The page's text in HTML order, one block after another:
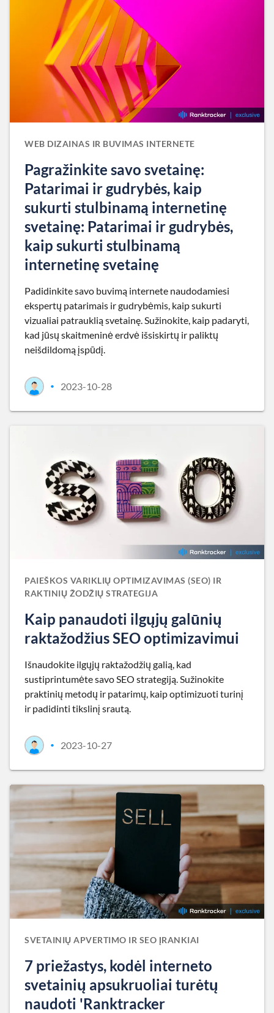
WEB DIZAINAS IR BUVIMAS INTERNETE
Pagražinkite savo svetainę:
Patarimai ir gudrybės, kaip
sukurti stulbinamą internetinę
svetainę: Patarimai ir gudrybės,
kaip sukurti stulbinamą
internetinę svetainę
Padidinkite savo buvimą internete naudodamiesi
ekspertų patarimais ir gudrybėmis, kaip sukurti
vizualiai patrauklią svetainę. Sužinokite, kaip padaryti,
kad jūsų skaitmeninė erdvė išsiskirtų ir paliktų
neišdildomą įspūdį.
• 2023-10-28
PAIEŠKOS VARIKLIŲ OPTIMIZAVIMAS (SEO) IR
RAKTINIŲ ŽODŽIŲ STRATEGIJA
Kaip panaudoti ilgųjų galūnių
raktažodžius SEO optimizavimui
Išnaudokite ilgųjų raktažodžių galią, kad
sustiprintumėte savo SEO strategiją. Sužinokite
praktinių metodų ir patarimų, kaip optimizuoti turinį
ir padidinti tikslinį srautą.
• 2023-10-27
SVETAINIŲ APVERTIMO IR SEO ĮRANKIAI
7 priežastys, kodėl interneto
svetainių apsukruoliai turėtų
naudoti 'Ranktracker